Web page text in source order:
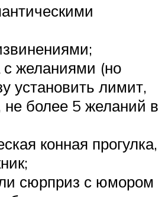
с желаниями (но
установить лимит,
не более 5 желаний в
конная прогулка,
сюрприз с юмором